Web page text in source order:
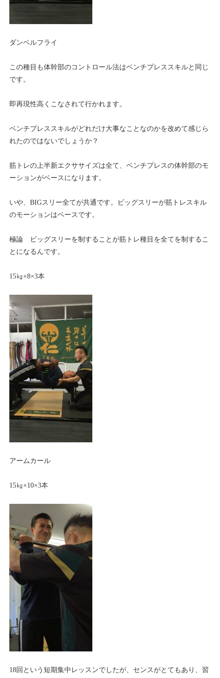
ダンベルフライ
この種目も体幹部のコントロール法はベンチプレススキルと同じ
です。
即再現性高くこなされて行かれます。
ベンチプレススキルがどれだけ大事なことなのかを改めて感じら
れたのではないでしょうか？
筋トレの上半新エクササイズは全て、ベンチプレスの体幹部のモ
ーションがベースになります。
いや、BIGスリー全てが共通です。ビッグスリーが筋トレスキル
のモーションはベースです。
極論 ビッグスリーを制することが筋トレ種目を全てを制するこ
とになるんです。
15㎏×8×3本
アームカール
15㎏×10×3本
18回という短期集中レッスンでしたが、センスがとてもあり、習